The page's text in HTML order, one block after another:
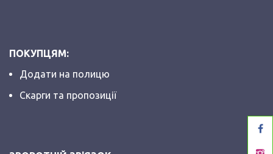
ПОКУПЦЯМ:
Додати на полицю
Скарги та пропозиції